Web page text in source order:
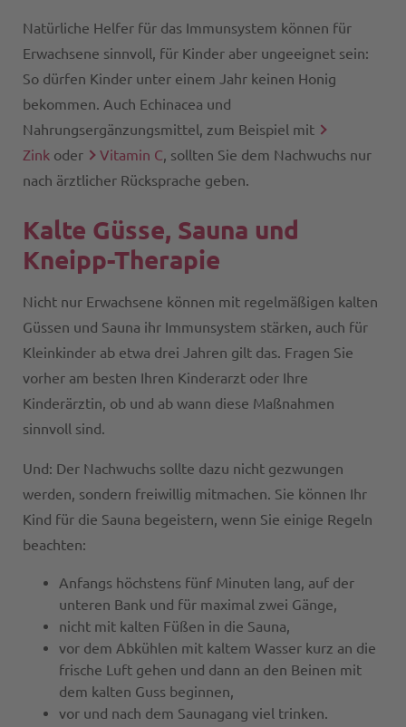
Natürliche Helfer für das Immunsystem können für
Erwachsene sinnvoll, für Kinder aber ungeeignet sein:
So dürfen Kinder unter einem Jahr keinen Honig
bekommen. Auch Echinacea und
Nahrungsergänzungsmittel, zum Beispiel mit
Zink oder Vitamin C, sollten Sie dem Nachwuchs nur
nach ärztlicher Rücksprache geben.
Kalte Güsse, Sauna und
Kneipp-Therapie
Nicht nur Erwachsene können mit regelmäßigen kalten
Güssen und Sauna ihr Immunsystem stärken, auch für
Kleinkinder ab etwa drei Jahren gilt das. Fragen Sie
vorher am besten Ihren Kinderarzt oder Ihre
Kinderärztin, ob und ab wann diese Maßnahmen
sinnvoll sind.
Und: Der Nachwuchs sollte dazu nicht gezwungen
werden, sondern freiwillig mitmachen. Sie können Ihr
Kind für die Sauna begeistern, wenn Sie einige Regeln
beachten:
Anfangs höchstens fünf Minuten lang, auf der
unteren Bank und für maximal zwei Gänge,
nicht mit kalten Füßen in die Sauna,
vor dem Abkühlen mit kaltem Wasser kurz an die
frische Luft gehen und dann an den Beinen mit
dem kalten Guss beginnen,
vor und nach dem Saunagang viel trinken.